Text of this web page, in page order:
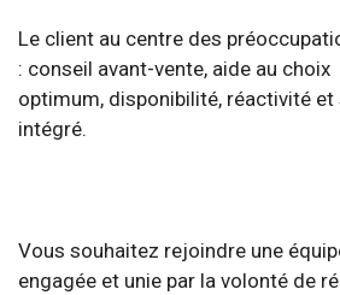
Le client au centre des
: conseil avant-vente, aide au choix
optimum, disponibilité, réactivité
intégré.
Vous souhaitez rejoindre une
engagée et unie par la volonté de